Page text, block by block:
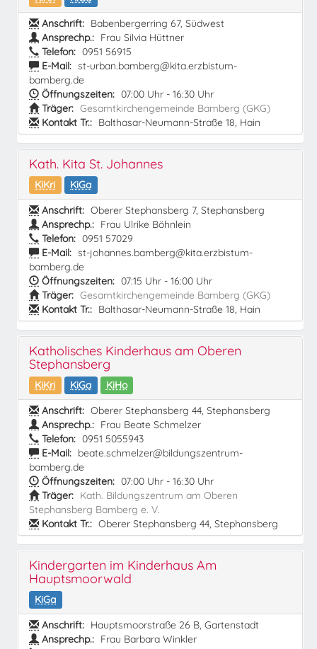
Anschrift: Babenbergerring 67, Südwest
Ansprechp.: Frau Silvia Hüttner
Telefon: 0951 56915
E-Mail: st-urban.bamberg@kita.erzbistum-
bamberg.de
Öffnungszeiten: 07:00 Uhr - 16:30 Uhr
Träger: Gesamtkirchengemeinde Bamberg (GKG)
Kontakt Tr.: Balthasar-Neumann-Straße 18, Hain
Kath. Kita St. Johannes
KiKri
KiGa
Anschrift: Oberer Stephansberg 7, Stephansberg
Ansprechp.: Frau Ulrike Böhnlein
Telefon: 0951 57029
E-Mail: st-johannes.bamberg@kita.erzbistum-
bamberg.de
Öffnungszeiten: 07:15 Uhr - 16:00 Uhr
Träger: Gesamtkirchengemeinde Bamberg (GKG)
Kontakt Tr.: Balthasar-Neumann-Straße 18, Hain
Katholisches Kinderhaus am Oberen
Stephansberg
KiKri KiGa
KiHo
Anschrift: Oberer Stephansberg 44, Stephansberg
Ansprechp.: Frau Beate Schmelzer
Telefon: 0951 5055943
E-Mail: beate.schmelzer@bildungszentrum-
bamberg.de
Öffnungszeiten: 07:00 Uhr - 16:30 Uhr
Träger: Kath. Bildungszentrum am Oberen
Stephansberg Bamberg e. V.
Kontakt Tr.: Oberer Stephansberg 44, Stephansberg
Kindergarten im Kinderhaus Am
Hauptsmoorwald
KiGa
Anschrift: Hauptsmoorstraße 26 B, Gartenstadt
Ansprechp.: Frau Barbara Winkler